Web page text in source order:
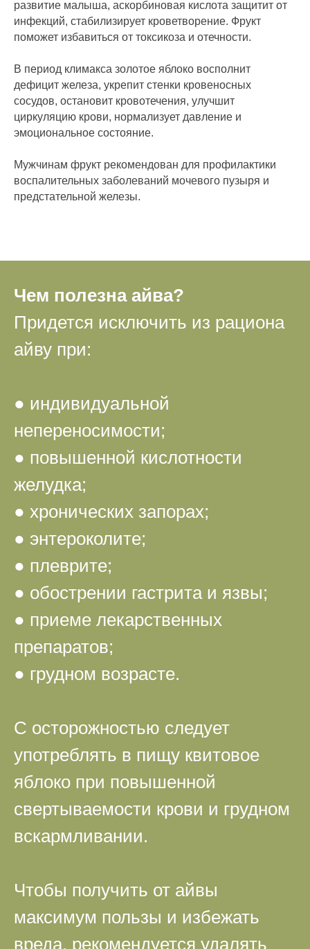
развитие малыша, аскорбиновая кислота защитит от
инфекций, стабилизирует кроветворение. Фрукт
поможет избавиться от токсикоза и отечности.
В период климакса золотое яблоко восполнит
дефицит железа, укрепит стенки кровеносных
сосудов, остановит кровотечения, улучшит
циркуляцию крови, нормализует давление и
эмоциональное состояние.
Мужчинам фрукт рекомендован для профилактики
воспалительных заболеваний мочевого пузыря и
предстательной железы.
Чем полезна айва?
Придется исключить из рациона
айву при:
● индивидуальной
непереносимости;
● повышенной кислотности
желудка;
● хронических запорах;
● энтероколите;
● плеврите;
● обострении гастрита и язвы;
● приеме лекарственных
препаратов;
● грудном возрасте.
С осторожностью следует
употреблять в пищу квитовое
яблоко при повышенной
свертываемости крови и грудном
вскармливании.
Чтобы получить от айвы
максимум пользы и избежать
вреда, рекомендуется удалять